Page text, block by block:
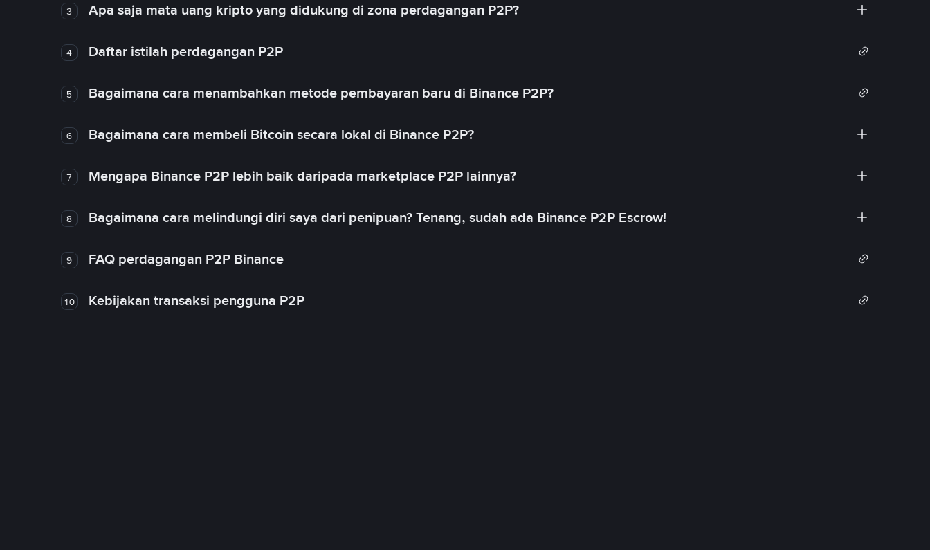
3 Apa saja mata uang kripto yang didukung di zona perdagangan P2P?
4 Daftar istilah perdagangan P2P
5 Bagaimana cara menambahkan metode pembayaran baru di Binance P2P?
6 Bagaimana cara membeli Bitcoin secara lokal di Binance P2P?
7 Mengapa Binance P2P lebih baik daripada marketplace P2P lainnya?
8 Bagaimana cara melindungi diri saya dari penipuan? Tenang, sudah ada Binance P2P Escrow!
9 FAQ perdagangan P2P Binance
10 Kebijakan transaksi pengguna P2P